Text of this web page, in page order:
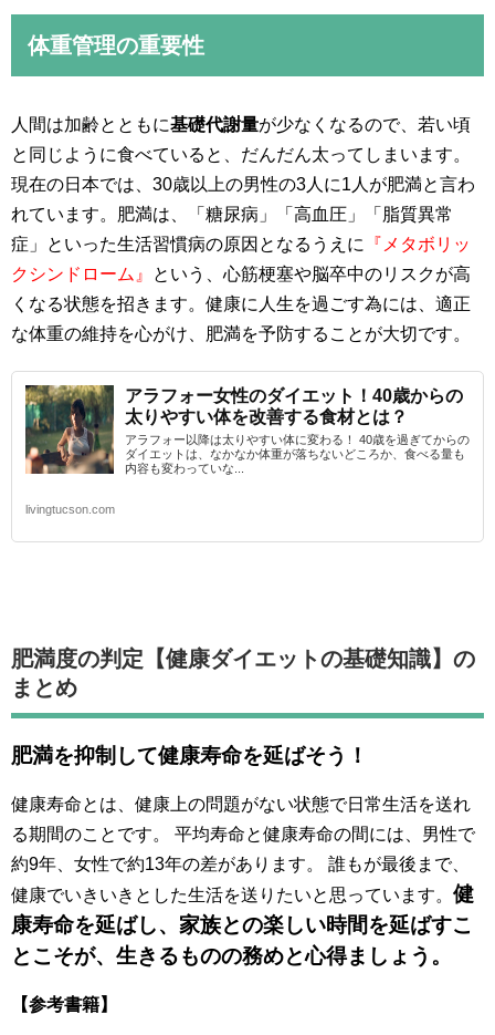
体重管理の重要性
人間は加齢とともに基礎代謝量が少なくなるので、若い頃
と同じように食べていると、だんだん太ってしまいます。
現在の日本では、30歳以上の男性の3人に1人が肥満と言わ
れています。肥満は、「糖尿病」「高血圧」「脂質異常
症」といった生活習慣病の原因となるうえに
『メタボリッ
クシンドローム』
という、心筋梗塞や脳卒中のリスクが高
くなる状態を招きます。健康に人生を過ごす為には、適正
な体重の維持を心がけ、肥満を予防することが大切です。
アラフォー女性のダイエット！40歳からの
太りやすい体を改善する食材とは？
アラフォー以降は太りやすい体に変わる！ 40歳を過ぎてからの
ダイエットは、なかなか体重が落ちないどころか、食べる量も
内容も変わっていな...
livingtucson.com
肥満度の判定【健康ダイエットの基礎知識】の
まとめ
肥満を抑制して健康寿命を延ばそう！
健康寿命とは、健康上の問題がない状態で日常生活を送れ
る期間のことです。 平均寿命と健康寿命の間には、男性で
約9年、女性で約13年の差があります。 誰もが最後まで、
健康でいきいきとした生活を送りたいと思っています。 健
康寿命を延ばし、家族との楽しい時間を延ばすこ
とこそが、生きるものの務めと心得ましょう。
【参考書籍】